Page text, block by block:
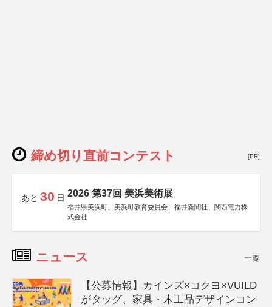
締め切り直前コンテスト [PR]
あと 30 日 2026 第37回 美浜美術展
福井県美浜町、美浜町教育委員会、福井新聞社、関西電力株
式会社
ニュース 一覧
【公募情報】カインズ×コクヨ×VUILD
がタッグ、家具・木工品デザインコン